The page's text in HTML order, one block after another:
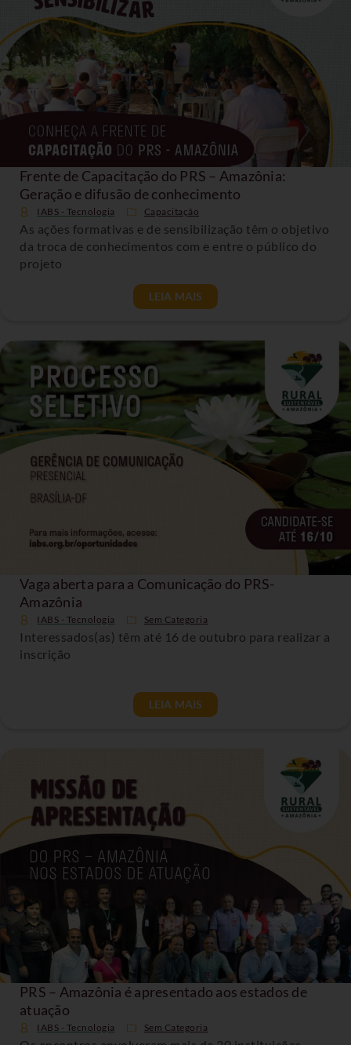
Frente de Capacitação do PRS – Amazônia:
Geração e difusão de conhecimento
IABS - Tecnologia Capacitação
As ações formativas e de sensibilização têm o objetivo
da troca de conhecimentos com e entre o público do
projeto
LEIA MAIS
Vaga aberta para a Comunicação do PRS-
Amazônia
IABS - Tecnologia Sem Categoria
Interessados(as) têm até 16 de outubro para realizar a
inscrição
LEIA MAIS
PRS – Amazônia é apresentado aos estados de
atuação
IABS - Tecnologia Sem Categoria